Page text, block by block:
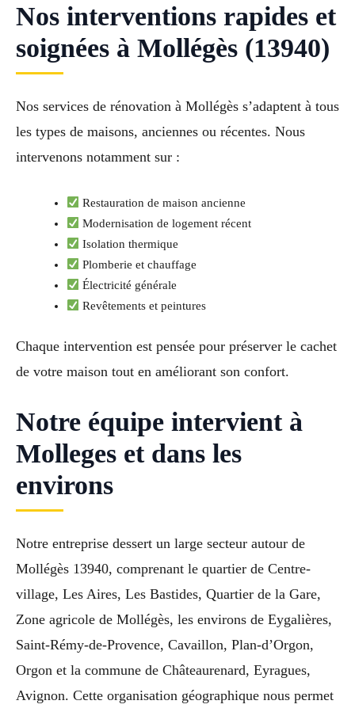
Nos interventions rapides et
soignées à Mollégès (13940)
Nos services de rénovation à Mollégès s’adaptent à tous
les types de maisons, anciennes ou récentes. Nous
intervenons notamment sur :
Restauration de maison ancienne
Modernisation de logement récent
Isolation thermique
Plomberie et chauffage
Électricité générale
Revêtements et peintures
Chaque intervention est pensée pour préserver le cachet
de votre maison tout en améliorant son confort.
Notre équipe intervient à
Molleges et dans les
environs
Notre entreprise dessert un large secteur autour de
Mollégès 13940, comprenant le quartier de Centre-
village, Les Aires, Les Bastides, Quartier de la Gare,
Zone agricole de Mollégès, les environs de Eygalières,
Saint-Rémy-de-Provence, Cavaillon, Plan-d’Orgon,
Orgon et la commune de Châteaurenard, Eyragues,
Avignon. Cette organisation géographique nous permet